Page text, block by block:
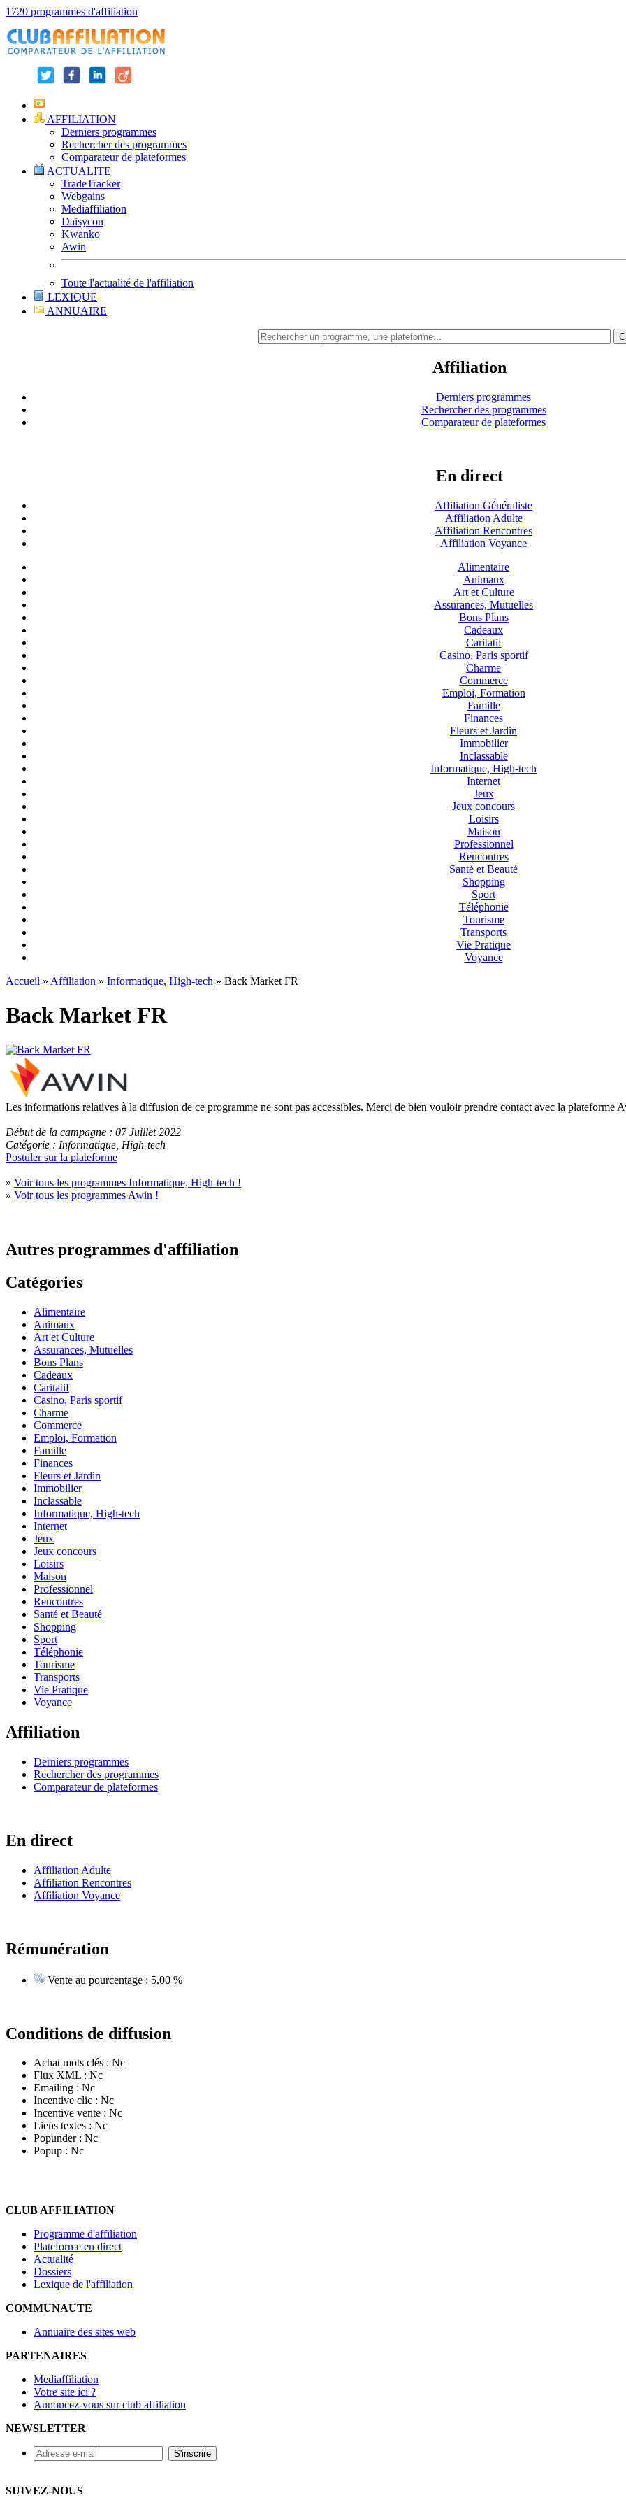
1720 programmes d'affiliation
AFFILIATION
Derniers programmes
Rechercher des programmes
Comparateur de plateformes
ACTUALITE
TradeTracker
Webgains
Mediaffiliation
Daisycon
Kwanko
Awin
Toute l'actualité de l'affiliation
LEXIQUE
ANNUAIRE
Affiliation
Derniers programmes
Rechercher des programmes
Comparateur de plateformes
En direct
Affiliation Généraliste
Affiliation Adulte
Affiliation Rencontres
Affiliation Voyance
Alimentaire
Animaux
Art et Culture
Assurances, Mutuelles
Bons Plans
Cadeaux
Caritatif
Casino, Paris sportif
Charme
Commerce
Emploi, Formation
Famille
Finances
Fleurs et Jardin
Immobilier
Inclassable
Informatique, High-tech
Internet
Jeux
Jeux concours
Loisirs
Maison
Professionnel
Rencontres
Santé et Beauté
Shopping
Sport
Téléphonie
Tourisme
Transports
Vie Pratique
Voyance
Accueil » Affiliation » Informatique, High-tech » Back Market FR
Back Market FR
Les informations relatives à la diffusion de ce programme ne sont pas accessibles. Merci de bien vouloir prendre contact avec la plateforme
Début de la campagne : 07 Juillet 2022
Catégorie : Informatique, High-tech
Postuler sur la plateforme
» Voir tous les programmes Informatique, High-tech !
» Voir tous les programmes Awin !
Autres programmes d'affiliation
Catégories
Alimentaire
Animaux
Art et Culture
Assurances, Mutuelles
Bons Plans
Cadeaux
Caritatif
Casino, Paris sportif
Charme
Commerce
Emploi, Formation
Famille
Finances
Fleurs et Jardin
Immobilier
Inclassable
Informatique, High-tech
Internet
Jeux
Jeux concours
Loisirs
Maison
Professionnel
Rencontres
Santé et Beauté
Shopping
Sport
Téléphonie
Tourisme
Transports
Vie Pratique
Voyance
Affiliation
Derniers programmes
Rechercher des programmes
Comparateur de plateformes
En direct
Affiliation Adulte
Affiliation Rencontres
Affiliation Voyance
Rémunération
Vente au pourcentage : 5.00 %
Conditions de diffusion
Achat mots clés : Nc
Flux XML : Nc
Emailing : Nc
Incentive clic : Nc
Incentive vente : Nc
Liens textes : Nc
Popunder : Nc
Popup : Nc
CLUB AFFILIATION
Programme d'affiliation
Plateforme en direct
Actualité
Dossiers
Lexique de l'affiliation
COMMUNAUTE
Annuaire des sites web
PARTENAIRES
Mediaffiliation
Votre site ici ?
Annoncez-vous sur club affiliation
NEWSLETTER
SUIVEZ-NOUS